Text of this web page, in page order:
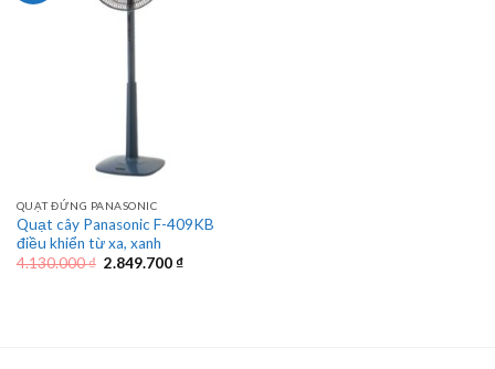
QUẠT ĐỨNG PANASONIC
Quạt cây Panasonic F-409KB
điều khiển từ xa, xanh
4.130.000₫ Giá
2.849.700₫Giá